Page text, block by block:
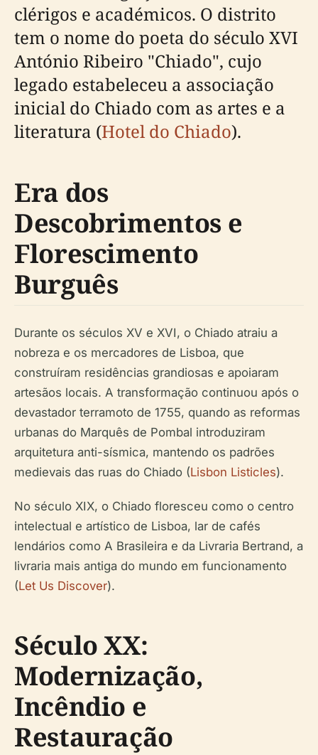
clérigos e académicos. O distrito
tem o nome do poeta do século XVI
António Ribeiro "Chiado", cujo
legado estabeleceu a associação
inicial do Chiado com as artes e a
literatura (Hotel do Chiado).
Era dos
Descobrimentos e
Florescimento
Burguês
Durante os séculos XV e XVI, o Chiado atraiu a
nobreza e os mercadores de Lisboa, que
construíram residências grandiosas e apoiaram
artesãos locais. A transformação continuou após o
devastador terramoto de 1755, quando as reformas
urbanas do Marquês de Pombal introduziram
arquitetura anti-sísmica, mantendo os padrões
medievais das ruas do Chiado (Lisbon Listicles).
No século XIX, o Chiado floresceu como o centro
intelectual e artístico de Lisboa, lar de cafés
lendários como A Brasileira e da Livraria Bertrand, a
livraria mais antiga do mundo em funcionamento
(Let Us Discover).
Século XX:
Modernização,
Incêndio e
Restauração